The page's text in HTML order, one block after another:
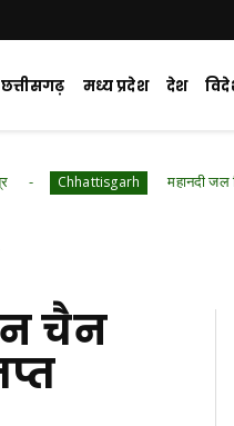
छत्तीसगढ़ मध्य प्रदेश देश
महानदी जल विवाद ट्रिब्यूनल
चैन